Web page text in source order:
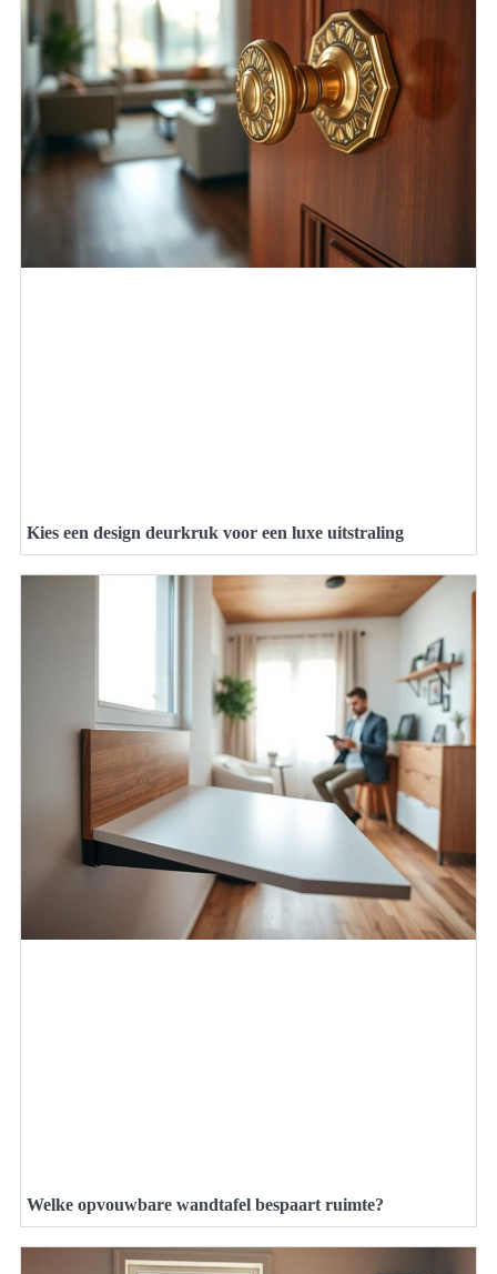
Kies een design deurkruk voor een luxe uitstraling
Welke opvouwbare wandtafel bespaart ruimte?